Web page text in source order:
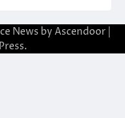
News by Ascendoor|
.